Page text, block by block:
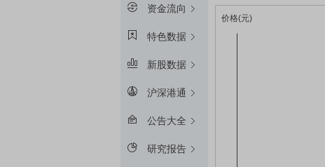
资金流向
特色数据
新股数据
沪深港通
公告大全
研究报告